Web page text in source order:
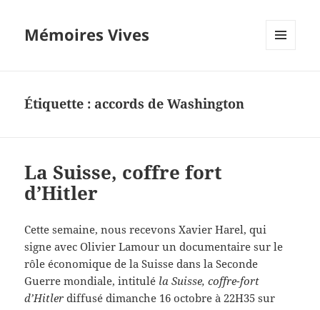
Mémoires Vives
Étiquette : accords de Washington
La Suisse, coffre fort
d’Hitler
Cette semaine, nous recevons Xavier Harel, qui
signe avec Olivier Lamour un documentaire sur le
rôle économique de la Suisse dans la Seconde
Guerre mondiale, intitulé la Suisse, coffre-fort
d’Hitler diffusé dimanche 16 octobre à 22H35 sur